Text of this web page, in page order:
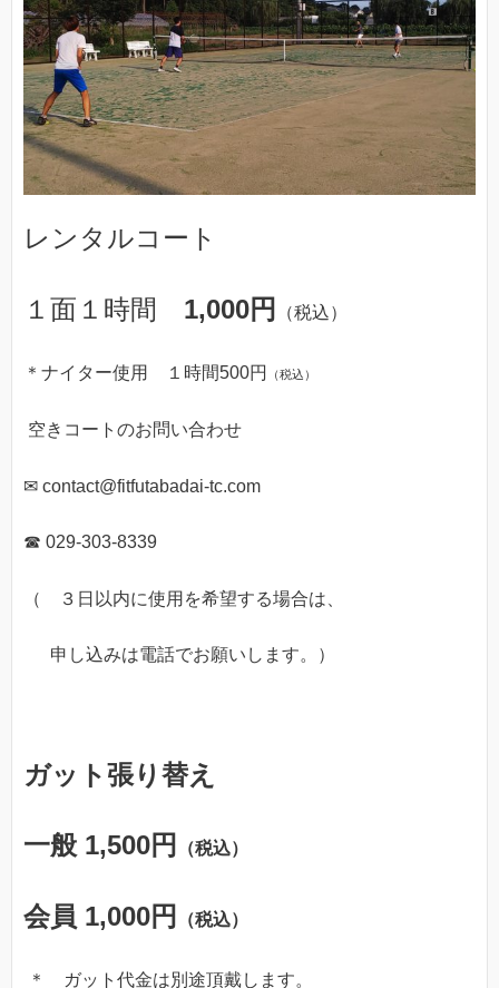
レンタルコート
１面１時間 1,000円 （税込）
＊ナイター使用 １時間500円 （税込）
空きコートのお問い合わせ
✉ contact@fitfutabadai-tc.com
☎ 029-303-8339
（ ３日以内に使用を希望する場合は、
申し込みは電話でお願いします。）
ガット張り替え
一般 1,500円 （税込）
会員 1,000円 （税込）
＊ ガット代金は別途頂戴します。